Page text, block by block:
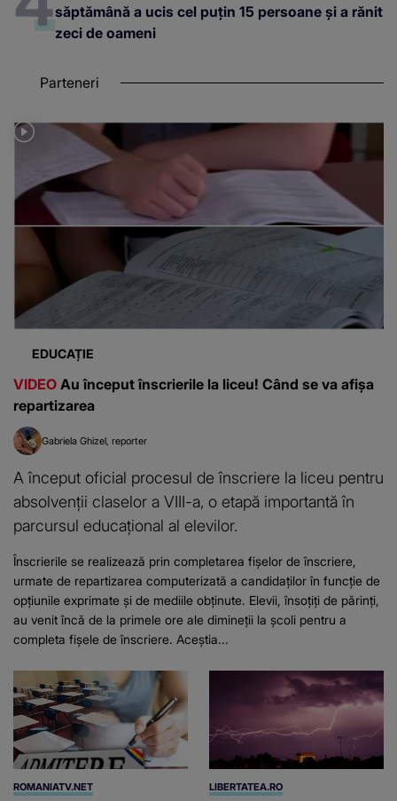
săptămână a ucis cel puțin 15 persoane și a rănit
zeci de oameni
Parteneri
EDUCAȚIE
VIDEO Au început înscrierile la liceu! Când se va afișa
repartizarea
Gabriela Ghizel reporter
A început oficial procesul de înscriere la liceu pentru
absolvenții claselor a VIII-a, o etapă importantă în
parcursul educațional al elevilor.
Înscrierile se realizează prin completarea fișelor de înscriere,
urmate de repartizarea computerizată a candidaților în funcție de
opțiunile exprimate și de mediile obținute. Elevii, însoțiți de părinți,
au venit încă de la primele ore ale dimineții la școli pentru a
completa fișele de înscriere. Aceștia...
ROMANIATV.NET LIBERTATEA.RO